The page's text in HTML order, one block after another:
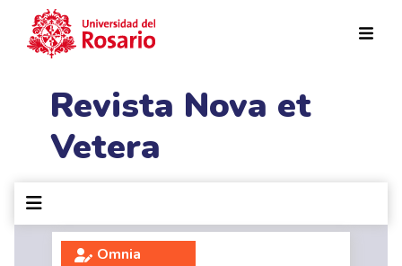
Revista Nova et
Vetera
Omnia